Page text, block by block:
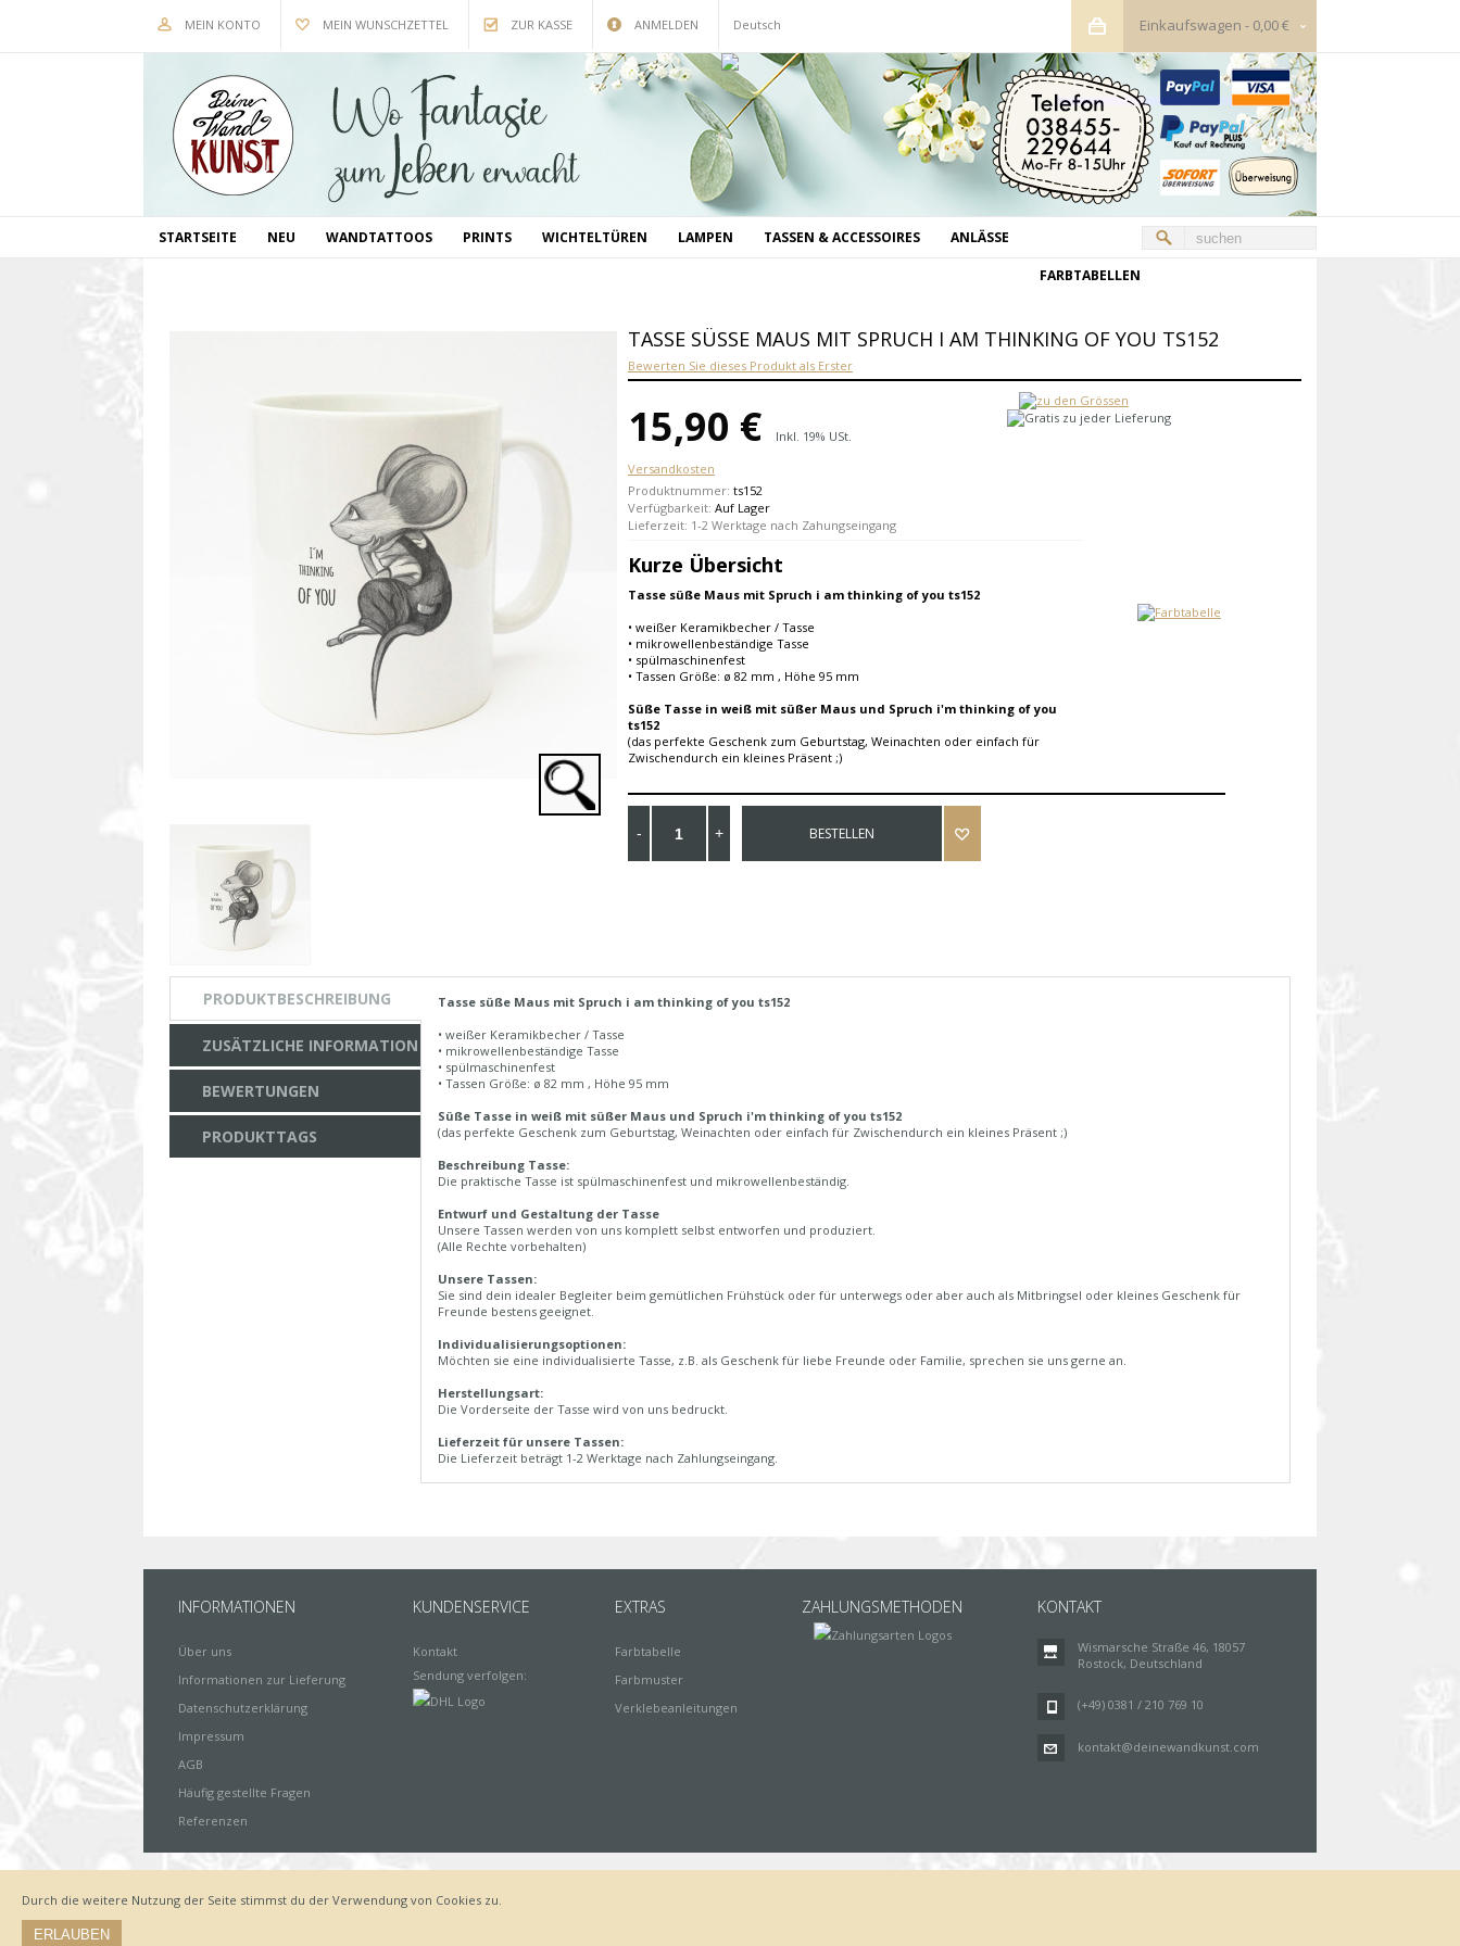
MEIN KONTO MEIN WUNSCHZETTEL ZUR KASSE ANMELDEN Deutsch Einkaufswagen - 0,00 €
STARTSEITE NEU WANDTATTOOS PRINTS WICHTELTÜREN LAMPEN TASSEN & ACCESSOIRES ANLÄSSE
FARBTABELLEN
TASSE SÜSSE MAUS MIT SPRUCH I AM THINKING OF YOU TS152
Bewerten Sie dieses Produkt als Erster
15,90 €
Inkl. 19% USt.
Versandkosten
Produktnummer: ts152
Verfügbarkeit: Auf Lager
Lieferzeit: 1-2 Werktage nach Zahungseingang
Kurze Übersicht
Tasse süße Maus mit Spruch i am thinking of you ts152
• weißer Keramikbecher / Tasse
• mikrowellenbeständige Tasse
• spülmaschinenfest
• Tassen Größe: ø 82 mm , Höhe 95 mm
Süße Tasse in weiß mit süßer Maus und Spruch i'm thinking of you
ts152
(das perfekte Geschenk zum Geburtstag, Weinachten oder einfach für
Zwischendurch ein kleines Präsent ;)
BESTELLEN
PRODUKTBESCHREIBUNG
ZUSÄTZLICHE INFORMATION
BEWERTUNGEN
PRODUKTTAGS
Tasse süße Maus mit Spruch i am thinking of you ts152
• weißer Keramikbecher / Tasse
• mikrowellenbeständige Tasse
• spülmaschinenfest
• Tassen Größe: ø 82 mm , Höhe 95 mm
Süße Tasse in weiß mit süßer Maus und Spruch i'm thinking of you ts152
(das perfekte Geschenk zum Geburtstag, Weinachten oder einfach für Zwischendurch ein kleines Präsent ;)
Beschreibung Tasse:
Die praktische Tasse ist spülmaschinenfest und mikrowellenbeständig.
Entwurf und Gestaltung der Tasse
Unsere Tassen werden von uns komplett selbst entworfen und produziert.
(Alle Rechte vorbehalten)
Unsere Tassen:
Sie sind dein idealer Begleiter beim gemütlichen Frühstück oder für unterwegs oder aber auch als Mitbringsel oder kleines Geschenk für
Freunde bestens geeignet.
Individualisierungsoptionen:
Möchten sie eine individualisierte Tasse, z.B. als Geschenk für liebe Freunde oder Familie, sprechen sie uns gerne an.
Herstellungsart:
Die Vorderseite der Tasse wird von uns bedruckt.
Lieferzeit für unsere Tassen:
Die Lieferzeit beträgt 1-2 Werktage nach Zahlungseingang.
INFORMATIONEN
Über uns
Informationen zur Lieferung
Datenschutzerklärung
Impressum
AGB
Häufig gestellte Fragen
Referenzen
KUNDENSERVICE
Kontakt
Sendung verfolgen:
EXTRAS
Farbtabelle
Farbmuster
Verklebeanleitungen
ZAHLUNGSMETHODEN KONTAKT
Wismarsche Straße 46, 18057
Rostock, Deutschland
(+49) 0381 / 210 769 10
kontakt@deinewandkunst.com
Durch die weitere Nutzung der Seite stimmst du der Verwendung von Cookies zu.
ERLAUBEN